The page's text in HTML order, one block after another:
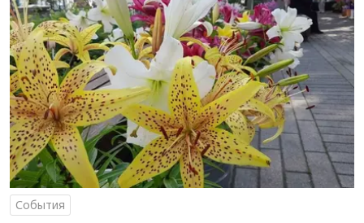
События